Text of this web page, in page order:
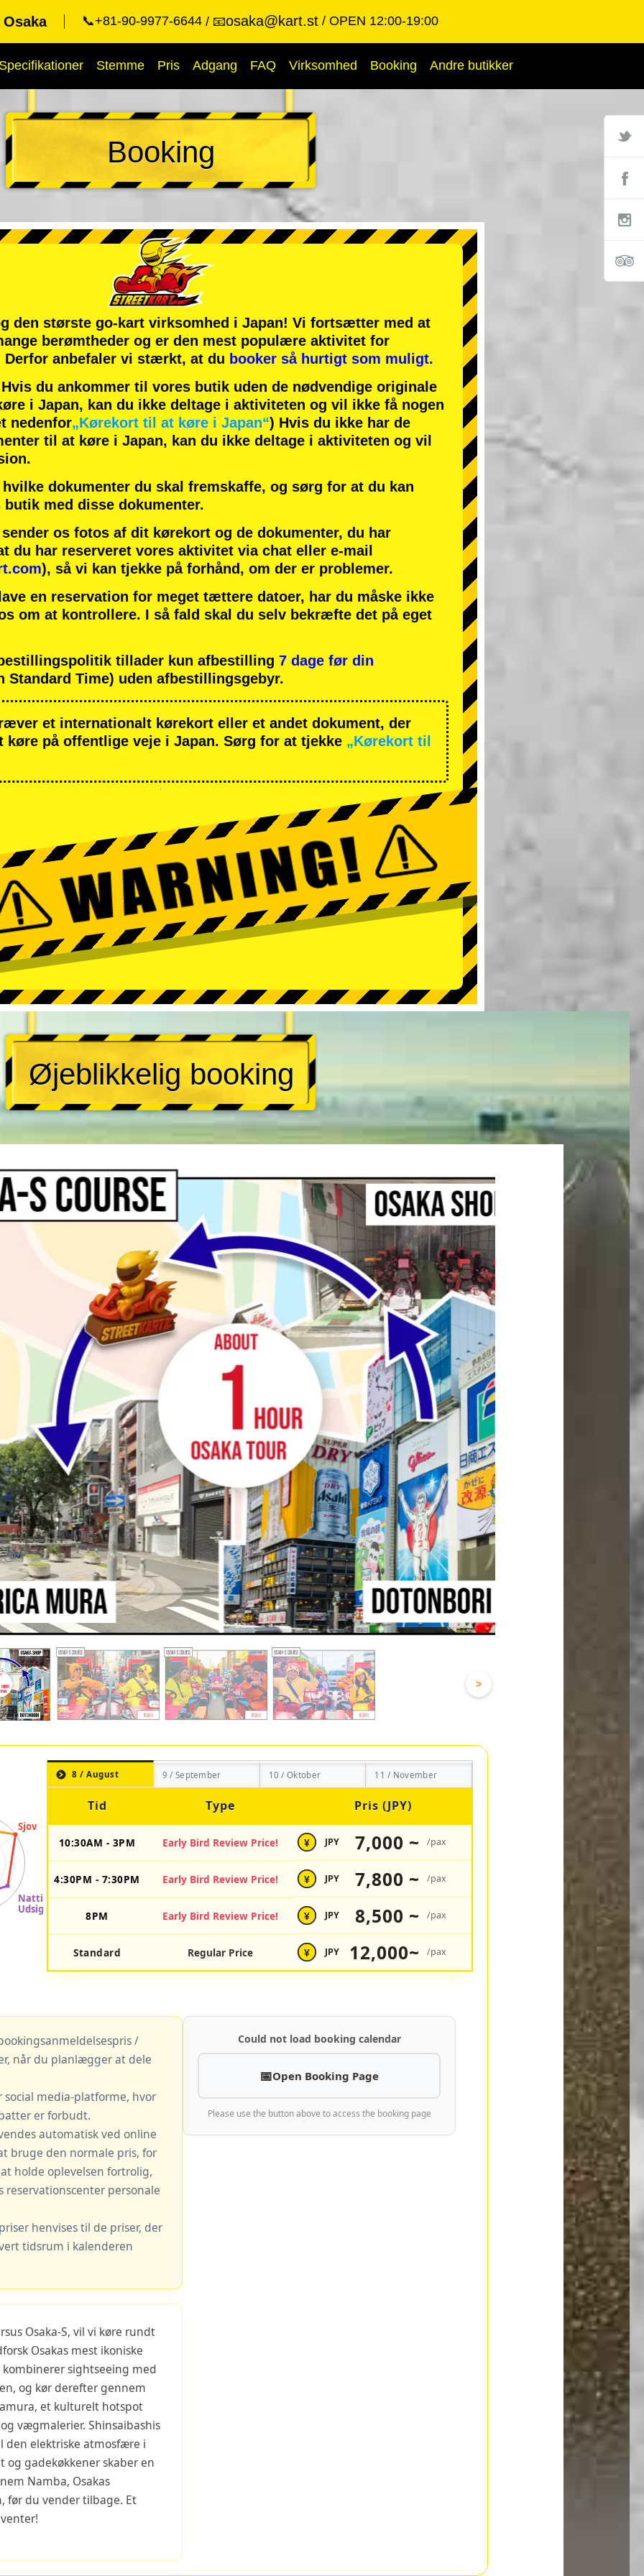
📞+81-90-9977-6644 📧osaka@kart.st OPEN 12:00-19:00
Stemme Pris Adgang FAQ Virksomhed Booking Andre butikker
Booking
den største go-kart virksomhed i Japan! Vi fortsætter med at
berømtheder og er den mest populære aktivitet for
Derfor anbefaler vi stærkt, at du booker så hurtigt som muligt.
du ankommer til vores butik uden de nødvendige originale
i Japan, kan du ikke deltage i aktiviteten og vil ikke få nogen
nedenfor„Kørekort til at køre i Japan“) Hvis du ikke har de
til at køre i Japan, kan du ikke deltage i aktiviteten og vil
dokumenter du skal fremskaffe, og sørg for at du kan
med disse dokumenter.
os fotos af dit kørekort og de dokumenter, du har
du har reserveret vores aktivitet via chat eller e-mail
), så vi kan tjekke på forhånd, om der er problemer.
en reservation for meget tættere datoer, har du måske ikke
om at kontrollere. I så fald skal du selv bekræfte det på eget
tillader kun afbestilling 7 dage før din
Standard Time) uden afbestillingsgebyr.
et internationalt kørekort eller et andet dokument, der
på offentlige veje i Japan. Sørg for at tjekke „Kørekort til
Øjeblikkelig booking
>
8 / August 9 / September 10 / Oktober 11 / November
Tid Type Pris (JPY)
10:30AM - 3PM Early Bird Review Price! ¥ JPY 7,000 ~ /pax
4:30PM - 7:30PM Early Bird Review Price! ¥ JPY 7,800 ~ /pax
8PM Early Bird Review Price! ¥ JPY 8,500 ~ /pax
Standard Regular Price ¥ JPY 12,000~ /pax
/
når du planlægger at dele
media-platforme, hvor
er forbudt.
automatisk ved online
bruge den normale pris, for
holde oplevelsen fortrolig,
reservationscenter personale
henvises til de priser, der
tidsrum i kalenderen
Osaka-S, vil vi køre rundt
Osakas mest ikoniske
sightseeing med
og kør derefter gennem
et kulturelt hotspot
vægmalerier. Shinsaibashis
den elektriske atmosfære i
og gadekøkkener skaber en
Namba, Osakas
før du vender tilbage. Et
Could not load booking calendar
Open Booking Page
Please use the button above to access the booking page